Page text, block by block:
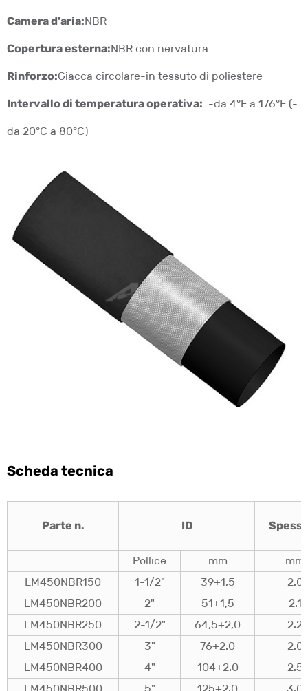
Camera d'aria:NBR
Copertura esterna:NBR con nervatura
Rinforzo:Giacca circolare-in tessuto di poliestere
Intervallo di temperatura operativa: -da 4°F a 176°F (-
da 20°C a 80°C)
Scheda tecnica
Parte n. ID
Pollice mm
mm
LM450NBR150
1-1/2" 39+1,5
2.0
LM450NBR200
2" 51+1,5
2.1
LM450NBR250
2-1/2" 64,5+2,0
2.2
LM450NBR300
3" 76+2.0
2.0
LM450NBR400
4" 104+2.0
2.5